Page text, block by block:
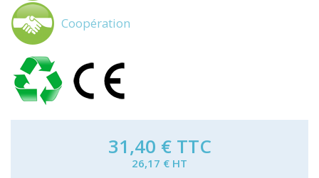
Coopération
31,40 € TTC
26,17 € HT